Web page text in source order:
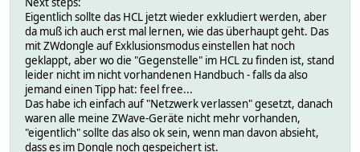
Eigentlich sollte das HCL jetzt wieder exkludiert werden, aber
da muß ich auch erst mal lernen, wie das überhaupt geht. Das
mit ZWdongle auf Exklusionsmodus einstellen hat noch
geklappt, aber wo die "Gegenstelle" im HCL zu finden ist, stand
leider nicht im nicht vorhandenen Handbuch - falls da also
jemand einen Tipp hat: feel free...
Das habe ich einfach auf "Netzwerk verlassen" gesetzt, danach
waren alle meine ZWave-Geräte nicht mehr vorhanden,
"eigentlich" sollte das also ok sein, wenn man davon absieht,
dass es im Dongle noch gespeichert ist.